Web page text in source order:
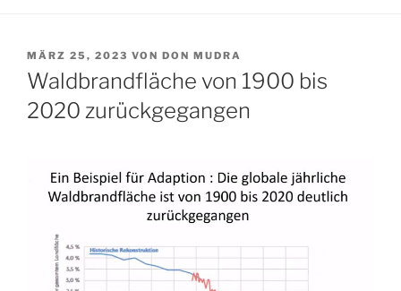
VERÖFFENTLICHT
AM
MÄRZ 25, 2023 VON DON MUDRA
Waldbrandfläche von 1900 bis
2020 zurückgegangen